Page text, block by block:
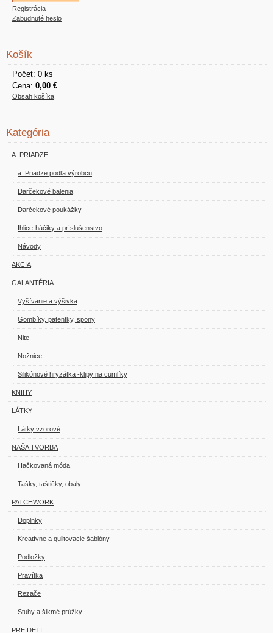
Registrácia
Zabudnuté heslo
Košík
Počet: 0 ks
Cena: 0,00 €
Obsah košíka
Kategória
A_PRIADZE
a_Priadze podľa výrobcu
Darčekové balenia
Darčekové poukážky
Ihlice-háčiky a príslušenstvo
Návody
AKCIA
GALANTÉRIA
Vyšívanie a výšivka
Gombíky, patentky, spony
Nite
Nožnice
Silikónové hryzátka -klipy na cumlíky
KNIHY
LÁTKY
Látky vzorové
NAŠA TVORBA
Hačkovaná móda
Tašky, taštičky, obaly
PATCHWORK
Doplnky
Kreatívne a quiltovacie šablóny
Podložky
Pravítka
Rezače
Stuhy a šikmé prúžky
PRE DETI